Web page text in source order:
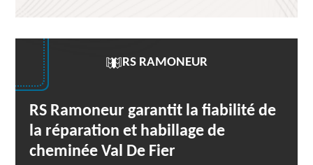
RS RAMONEUR
RS Ramoneur garantit la fiabilité de
la réparation et habillage de
cheminée Val De Fier